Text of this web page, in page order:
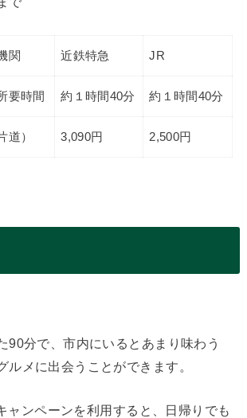
関 近鉄特急 JR
要時間 約１時間40分 約１時間40分
道） 3,090円 2,500円
90分で、市内にいるとあまり味わう
ルメに出会うことができます。
ャンペーンを利用すると、日帰りでも